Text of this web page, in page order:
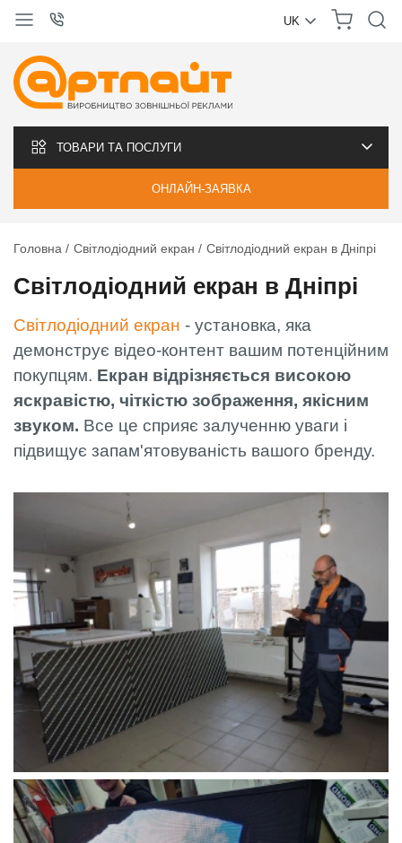
UK
ТОВАРИ ТА ПОСЛУГИ
ОНЛАЙН-ЗАЯВКА
Головна Світлодіодний екран Світлодіодний екран в Дніпрі
Світлодіодний екран в Дніпрі
Світлодіодний екран - установка, яка
демонструє відео-контент вашим потенційним
покупцям. Екран відрізняється високою
яскравістю, чіткістю зображення, якісним
звуком. Все це сприяє залученню уваги і
підвищує запам'ятовуваність вашого бренду.